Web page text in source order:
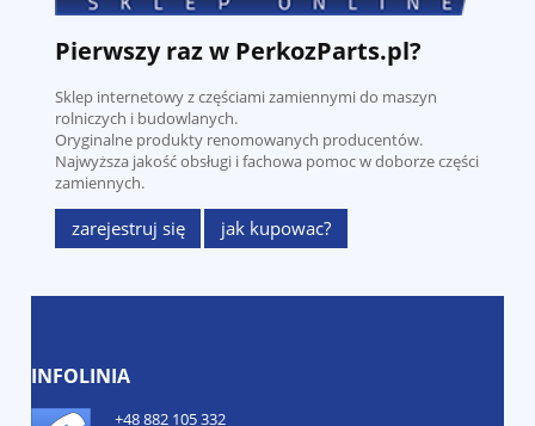
Pierwszy raz w PerkozParts.pl?
Sklep internetowy z częściami zamiennymi do maszyn
rolniczych i budowlanych.
Oryginalne produkty renomowanych producentów.
Najwyższa jakość obsługi i fachowa pomoc w doborze części
zamiennych.
zarejestruj się jak kupowac?
INFOLINIA
+48 882 105 332